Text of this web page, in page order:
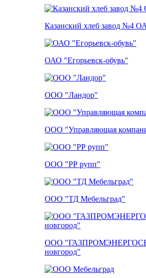
Казанский хлеб завод №4
ОАО "Егорьевск-обувь"
ООО "Ландор"
ООО "Управляющая
ООО "РР рупп"
ООО "ТД Мебельград"
ООО
новгород"